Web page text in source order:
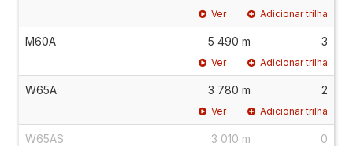
Ver Adicionar trilha
M60A 5 490 m 3
Ver Adicionar trilha
W65A 3 780 m 2
Ver Adicionar trilha
W65AS 3 010 m 0